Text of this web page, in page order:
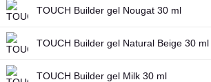
TOUCH Builder gel Nougat 30 ml
TOUCH Builder gel Natural Beige 30 ml
TOUCH Builder gel Milk 30 ml